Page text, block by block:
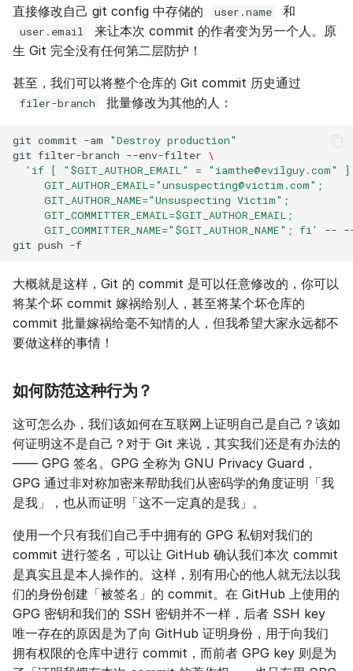
直接修改自己 git config 中存储的
user.name 和
user.email
来让本次 commit 的作者变为另一个人。原
生 Git 完全没有任何第二层防护！
甚至，我们可以将整个仓库的 Git commit 历史通过
filer-branch 批量修改为其他的人：
git commit -am
"Destroy production"
git filter-branch --env-filter \
'if [ "$GIT_AUTHOR_EMAIL" = " iamthe@evilguy.com"
     GIT_AUTHOR_EMAIL="
unsuspecting@victim.com";
     GIT_AUTHOR_NAME="Unsuspecting Victim";
     GIT_COMMITTER_EMAIL=$GIT_AUTHOR_EMAIL;
     GIT_COMMITTER_NAME="$GIT_AUTHOR_NAME"; fi'
--
git push
大概就是这样，Git 的 commit 是可以任意修改的，你可以
将某个坏 commit 嫁祸给别人，甚至将某个坏仓库的
commit 批量嫁祸给毫不知情的人，但我希望大家永远都不
要做这样的事情！
如何防范这种行为？
这可怎么办，我们该如何在互联网上证明自己是自己？该如
何证明这不是自己？对于 Git 来说，其实我们还是有办法的
—— GPG 签名。GPG 全称为 GNU Privacy Guard，
GPG 通过非对称加密来帮助我们从密码学的角度证明「我
是我」，也从而证明「这不一定真的是我」。
使用一个只有我们自己手中拥有的 GPG 私钥对我们的
commit 进行签名，可以让 GitHub 确认我们本次 commit
是真实且是本人操作的。这样，别有用心的他人就无法以我
们的身份创建「被签名」的 commit。在 GitHub 上使用的
GPG 密钥和我们的 SSH 密钥并不一样，后者 SSH key
唯一存在的原因是为了向 GitHub 证明身份，用于向我们
拥有权限的仓库中进行 commit，而前者 GPG key 则是为